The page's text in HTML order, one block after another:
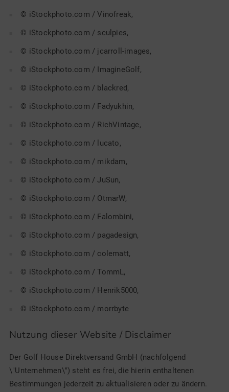
© iStockphoto.com / Vinofreak,
© iStockphoto.com / sculpies,
© iStockphoto.com / jcarroll-images,
© iStockphoto.com / ImagineGolf,
© iStockphoto.com / blackred,
© iStockphoto.com / Fadyukhin,
© iStockphoto.com / RichVintage,
© iStockphoto.com / lucato,
© iStockphoto.com / mikdam,
© iStockphoto.com / JuSun,
© iStockphoto.com / OtmarW,
© iStockphoto.com / Falombini,
© iStockphoto.com / pagadesign,
© iStockphoto.com / colematt,
© iStockphoto.com / TommL,
© iStockphoto.com / Henrik5000,
© iStockphoto.com / morrbyte
Nutzung dieser Website / Disclaimer
Der Golf House Direktversand GmbH (nachfolgend
\"Unternehmen\") steht es frei, die hierin enthaltenen
Bestimmungen jederzeit zu aktualisieren oder zu ändern.